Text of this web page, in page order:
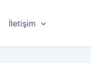
İletişim